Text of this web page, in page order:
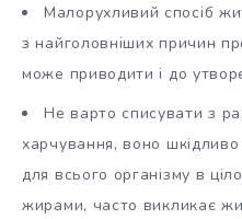
Малорухливий спосіб
з найголовніших причин
може приводити і до
Не варто списувати з
харчування, воно
для всього організму в
жирами, часто викликає